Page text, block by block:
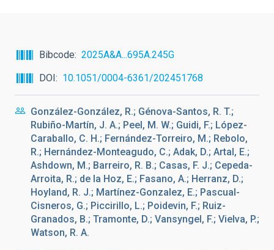
Bibcode
2025A&A...695A.245G
DOI
10.1051/0004-6361/202451768
González-González, R.; Génova-Santos, R. T.;
Rubiño-Martín, J. A.; Peel, M. W.; Guidi, F.; López-
Caraballo, C. H.; Fernández-Torreiro, M.; Rebolo,
R.; Hernández-Monteagudo, C.; Adak, D.; Artal, E.;
Ashdown, M.; Barreiro, R. B.; Casas, F. J.; Cepeda-
Arroita, R.; de la Hoz, E.; Fasano, A.; Herranz, D.;
Hoyland, R. J.; Martínez-Gonzalez, E.; Pascual-
Cisneros, G.; Piccirillo, L.; Poidevin, F.; Ruiz-
Granados, B.; Tramonte, D.; Vansyngel, F.; Vielva, P.;
Watson, R. A.